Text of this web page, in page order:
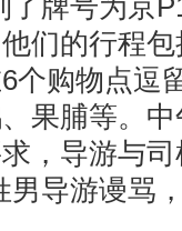
了牌号为京
们的行程
个购物点逗
果脯等。
，导游与
男导游谩骂